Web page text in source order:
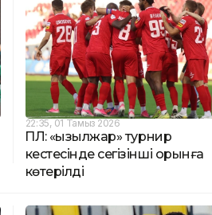
22:35, 01 Тамыз 2026
ҚПЛ: «Қызылжар» турнир
кестесінде сегізінші орынға
көтерілді